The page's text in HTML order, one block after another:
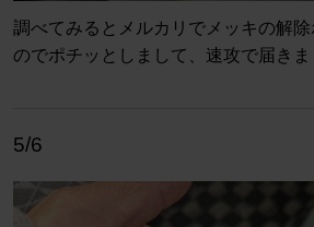
調べてみるとメルカリでメッキの解
のでポチッとしまして、速攻で届き
5/6